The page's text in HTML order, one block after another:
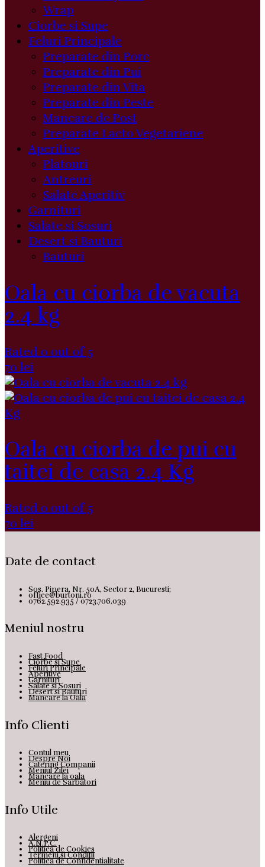
Wrap
Ciorbe si Supe
Feluri Principale
Preparate din Porc
Preparate din Pui
Preparate din Vita
Preparate din Peste
Mancare de Post
Preparate Lacto Vegetariene
Aperitive
Platouri
Antreuri
Salate Aperitiv
Garnituri
Salate si Sosuri
Desert si Bauturi
Bauturi
Oala cu ciorba de vacuta
2.4 kg
Rated 0 out of 5
70 lei
Oala cu ciorba de pui cu
taitei de casa 2.4 Kg
Rated 0 out of 5
70 lei
Date de contact
Sos. Pipera, Nr. 50A, Sector 2, Bucuresti;
office@burtoni.ro
0762.592.935 / 0723.706.039
Meniul nostru
Fast Food
Ciorbe si Supe
Feluri Principale
Aperitive
Garnituri
Salate si Sosuri
Desert si Bauturi
Mancare la Oala
Info Clienti
Contul meu
Despre Noi
Catering Companii
Meniul Zilei
Mancare la oala
Meniu de Sarbatori
Info Utile
Alergeni
A.N.P.C.
Politica de Cookies
Termeni si Conditii
Politica de Confidentialitate